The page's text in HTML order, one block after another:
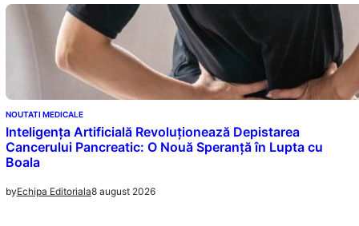
NOUTATI MEDICALE
Inteligența Artificială Revoluționează Depistarea
Cancerului Pancreatic: O Nouă Speranță în Lupta cu
Boala
byEchipa Editoriala8 august 2026